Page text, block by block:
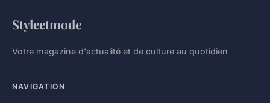
Styleetmode
Votre magazine d'actualité et de culture au quotidien
NAVIGATION